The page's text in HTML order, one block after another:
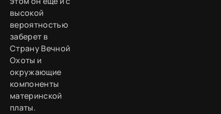
высокой
вероятностью
заберет в
Страну Вечной
Охоты и
окружающие
компоненты
материнской
платы.